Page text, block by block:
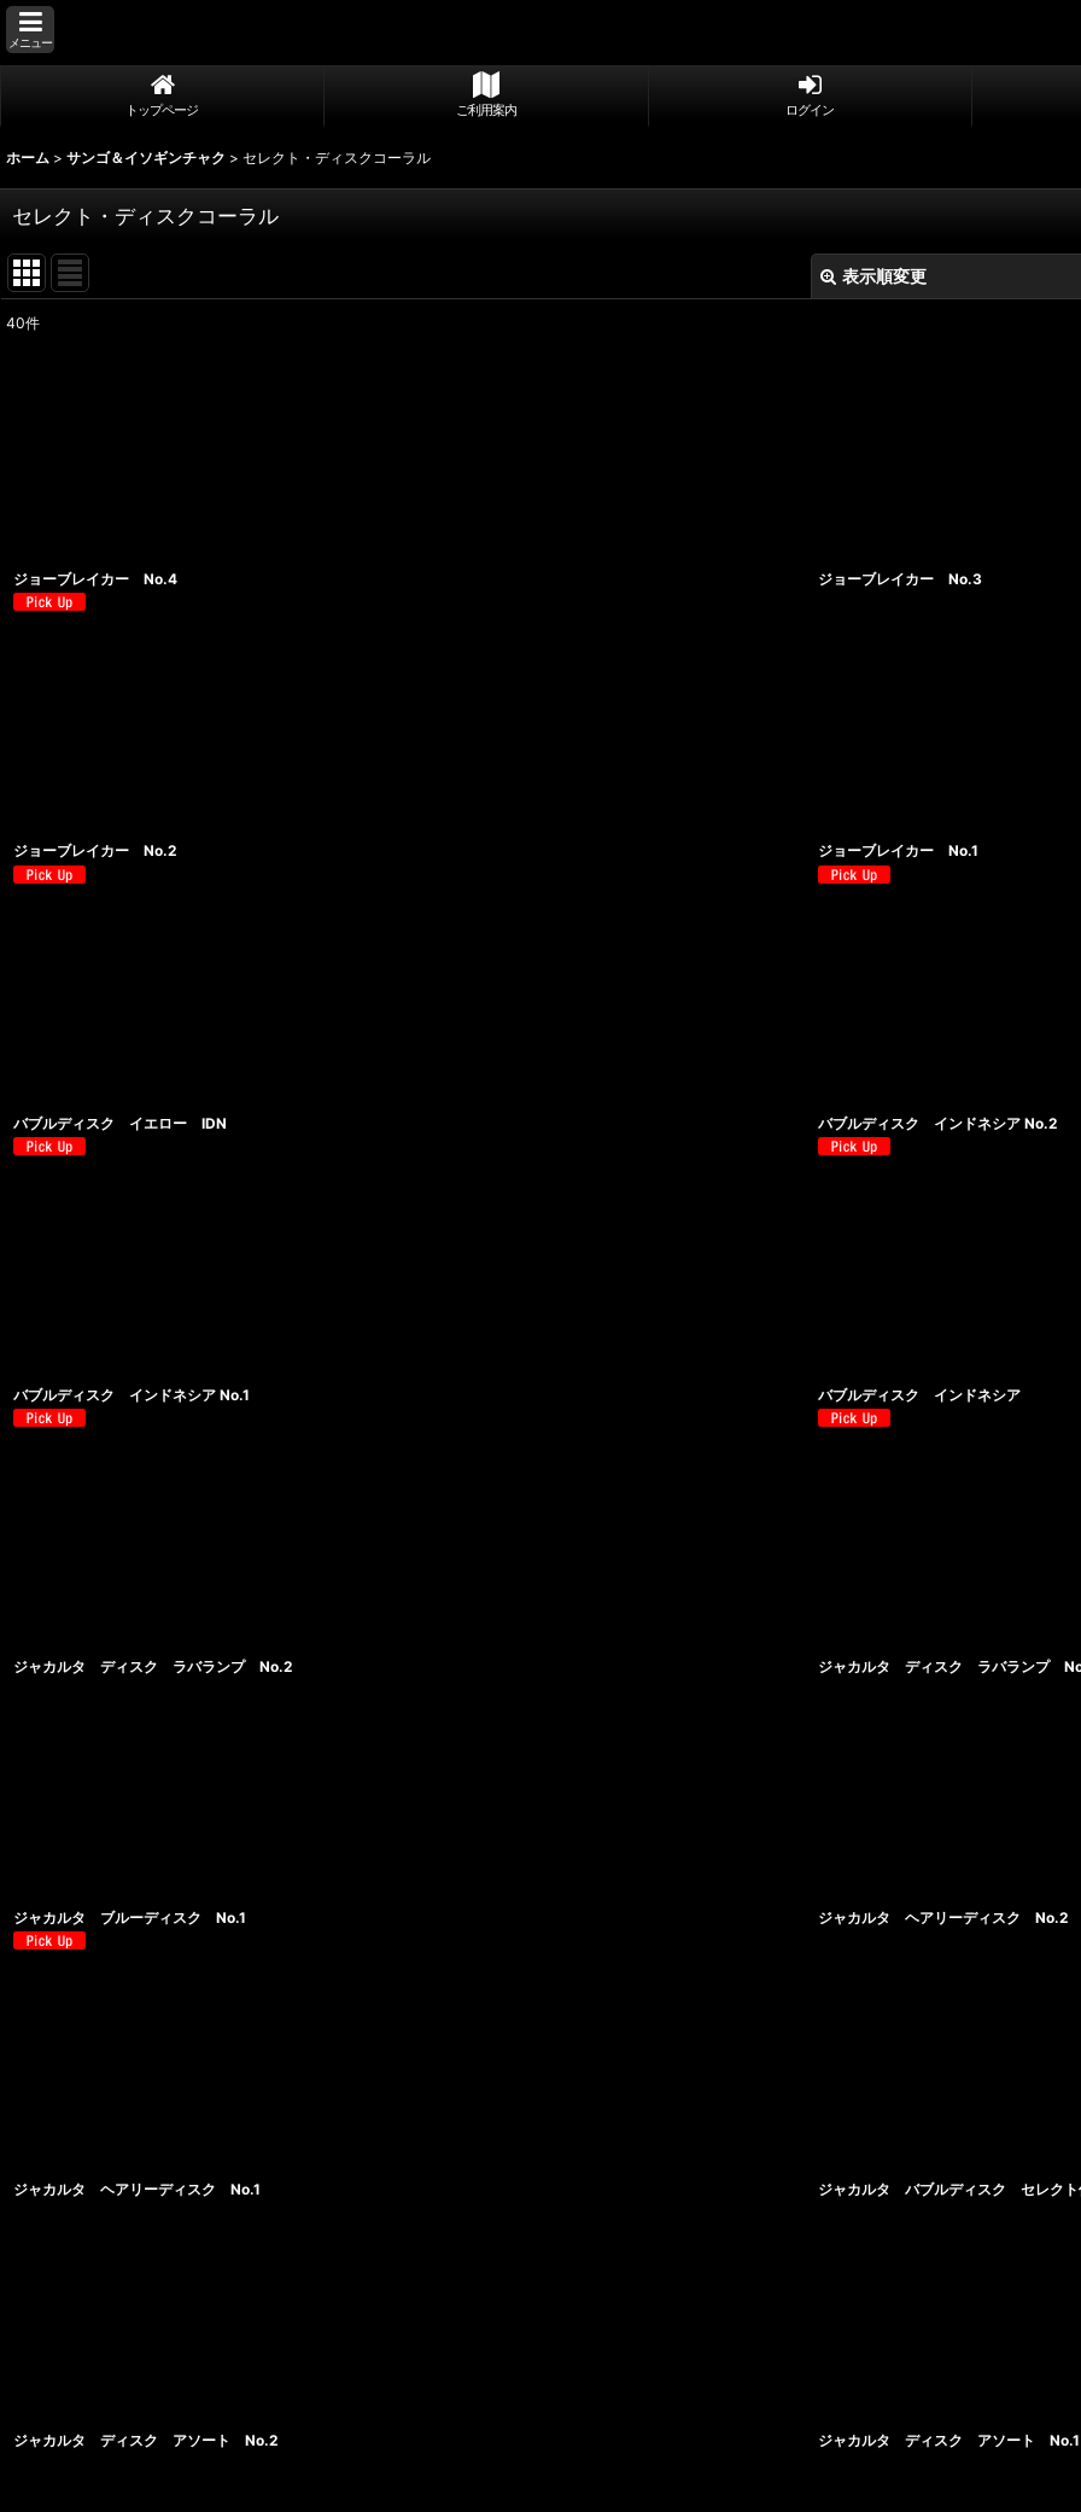
メニュー
トップページ ご利用案内 ログイン
ホーム > サンゴ＆イソギンチャク > セレクト・ディスクコーラル
セレクト・ディスクコーラル
表示順変更
40件
ジョーブレイカー No.4 ジョーブレイカー No.3
ジョーブレイカー No.2 ジョーブレイカー No.1
バブルディスク イエロー IDN バブルディスク インドネシア No.2
バブルディスク インドネシア No.1 バブルディスク インドネシア
ジャカルタ ディスク ラバランプ No.2 ジャカルタ ディスク ラバランプ
ジャカルタ ブルーディスク No.1 ジャカルタ ヘアリーディスク No.2
ジャカルタ ヘアリーディスク No.1 ジャカルタ バブルディスク セレクト
ジャカルタ ディスク アソート No.2 ジャカルタ ディスク アソート No.1